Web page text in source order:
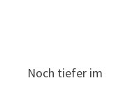
Noch tiefer im